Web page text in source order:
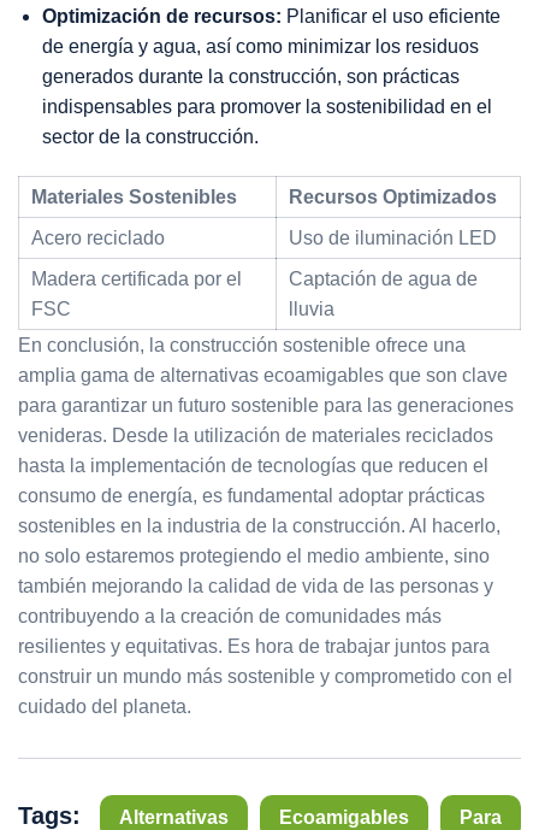
Optimización de recursos: Planificar el uso eficiente
de energía y agua, así como minimizar los residuos
generados durante la construcción, son prácticas
indispensables para promover la sostenibilidad en el
sector de la construcción.
Materiales Sostenibles
Recursos Optimizados
Acero reciclado
Uso de iluminación LED
Madera certificada por el
FSC
Captación de agua de
lluvia
En conclusión, la construcción sostenible ofrece una
amplia gama de alternativas ecoamigables que son clave
para garantizar un futuro sostenible para las generaciones
venideras. Desde la utilización de materiales reciclados
hasta la implementación de tecnologías que reducen el
consumo de energía, es fundamental adoptar prácticas
sostenibles en la industria de la construcción. Al hacerlo,
no solo estaremos protegiendo el medio ambiente, sino
también mejorando la calidad de vida de las personas y
contribuyendo a la creación de comunidades más
resilientes y equitativas. Es hora de trabajar juntos para
construir un mundo más sostenible y comprometido con el
cuidado del planeta.
Tags: Alternativas Ecoamigables Para